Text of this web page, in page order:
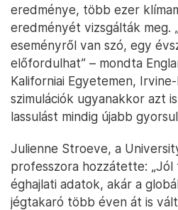
eredménye, több ezer
eredményét vizsgálták meg.
eseményről van szó, egy
előfordulhat” – mondta
Kaliforniai Egyetemen,
szimulációk ugyanakkor azt
lassulást mindig újabb
Julienne Stroeve, a
professzora hozzátette: „Jól
éghajlati adatok, akár a
jégtakaró több éven át is